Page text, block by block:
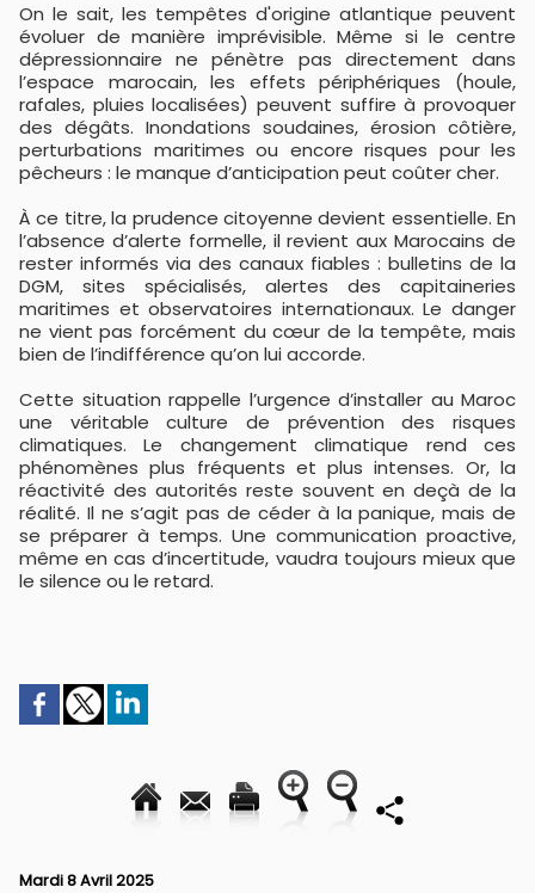
On le sait, les tempêtes d'origine atlantique peuvent
évoluer de manière imprévisible. Même si le centre
dépressionnaire ne pénètre pas directement dans
l’espace marocain, les effets périphériques (houle,
rafales, pluies localisées) peuvent suffire à provoquer
des dégâts. Inondations soudaines, érosion côtière,
perturbations maritimes ou encore risques pour les
pêcheurs : le manque d’anticipation peut coûter cher.
À ce titre, la prudence citoyenne devient essentielle. En
l’absence d’alerte formelle, il revient aux Marocains de
rester informés via des canaux fiables : bulletins de la
DGM, sites spécialisés, alertes des capitaineries
maritimes et observatoires internationaux. Le danger
ne vient pas forcément du cœur de la tempête, mais
bien de l’indifférence qu’on lui accorde.
Cette situation rappelle l’urgence d’installer au Maroc
une véritable culture de prévention des risques
climatiques. Le changement climatique rend ces
phénomènes plus fréquents et plus intenses. Or, la
réactivité des autorités reste souvent en deçà de la
réalité. Il ne s’agit pas de céder à la panique, mais de
se préparer à temps. Une communication proactive,
même en cas d’incertitude, vaudra toujours mieux que
le silence ou le retard.
Mardi 8 Avril 2025